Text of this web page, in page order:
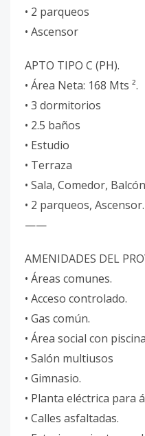
• 2 parqueos
• Ascensor
APTO TIPO C (PH).
• Área Neta: 168 Mts ².
• 3 dormitorios
• 2.5 baños
• Estudio
• Terraza
• Sala, Comedor,
• 2 parqueos, Ascensor.
——
AMENIDADES DEL
• Áreas comunes.
• Acceso controlado.
• Gas común.
• Área social con piscina
• Salón multiusos
• Gimnasio.
• Planta eléctrica para
• Calles asfaltadas.